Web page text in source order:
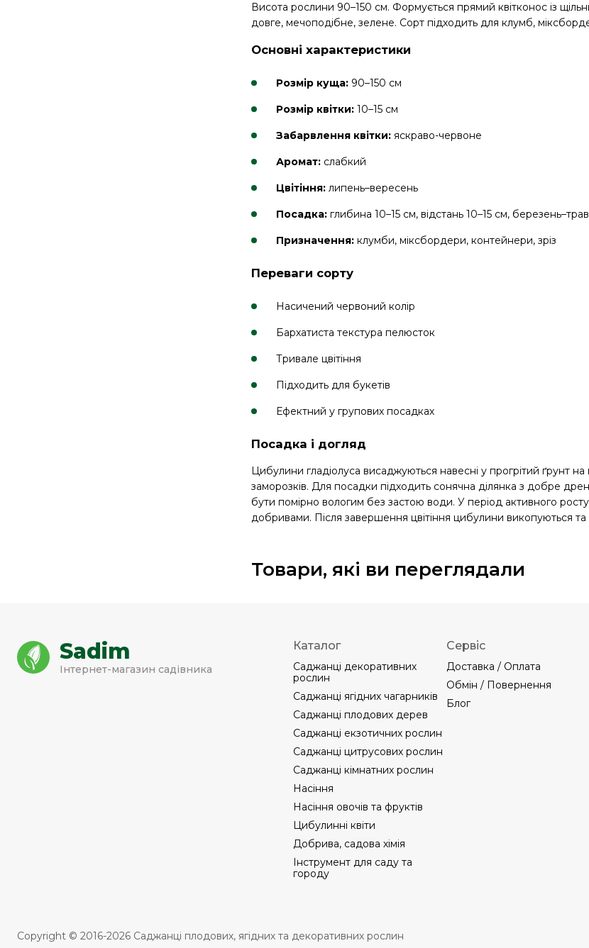
Висота рослини 90–150 см. Формується прямий квітконос із
довге, мечоподібне, зелене. Сорт підходить для клумб,
Основні характеристики
Розмір куща: 90–150 см
Розмір квітки: 10–15 см
Забарвлення квітки: яскраво-червоне
Аромат: слабкий
Цвітіння: липень–вересень
Посадка: глибина 10–15 см, відстань 10–15 см,
Призначення: клумби, міксбордери, контейнери, зріз
Переваги сорту
Насичений червоний колір
Бархатиста текстура пелюсток
Тривале цвітіння
Підходить для букетів
Ефектний у групових посадках
Посадка і догляд
Цибулини гладіолуса висаджуються навесні у прогрітий ґрунт
заморозків. Для посадки підходить сонячна ділянка з добре
бути помірно вологим без застою води. У період активного
добривами. Після завершення цвітіння цибулини викопуються
Товари, які ви переглядали
Sadim
Інтернет-магазин садівника
Каталог
Саджанці декоративних
рослин
Саджанці ягідних чагарників
Саджанці плодових дерев
Саджанці екзотичних рослин
Саджанці цитрусових рослин
Саджанці кімнатних рослин
Насіння
Насіння овочів та фруктів
Цибулинні квіти
Добрива, садова хімія
Інструмент для саду та
городу
Сервіс
Доставка / Оплата
Обмін / Повернення
Блог
Copyright © 2016-2026 Саджанці плодових, ягідних та декоративних рослин